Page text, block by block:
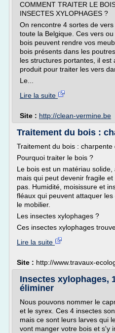
COMMENT TRAITER LE
INSECTES XYLOPHAGES ?
On rencontre 4 sortes de
toute la Belgique. Ces vers
bois peuvent rendre vos
bois présents dans les
les structures portantes, il est
produit pour traiter les vers
Le...
Lire la suite
Site : http://clean-vermine.be
Traitement du bois :
Traitement du bois : charpente
Pourquoi traiter le bois ?
Le bois est un matériau solide,
mais qui peut devenir fragile
pas. Humidité, moisissure et
fléaux qui peuvent attaquer
le mobilier.
Les insectes xylophages ?
Ces insectes xylophages
Lire la suite
Site : http://www.travaux-
Insectes xylophages,
éliminer
Nous pouvons nommer le
et le syrex. Ces 4 insectes
mais ce sont leurs larves qui
vont manger votre bois et s'y